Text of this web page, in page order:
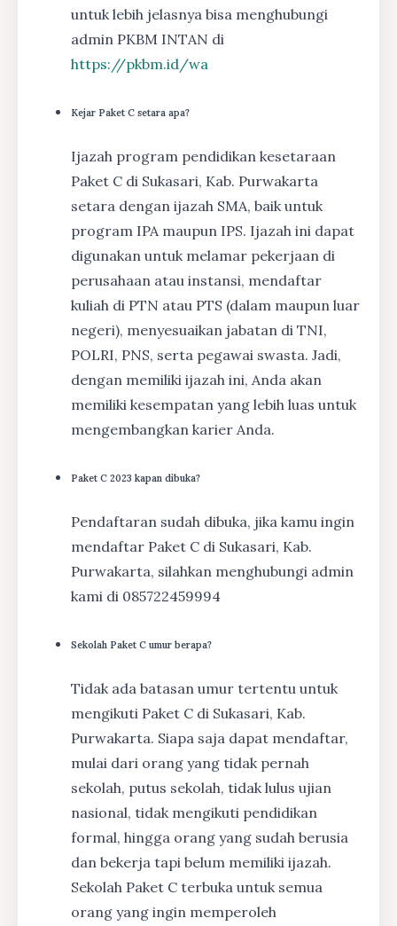
untuk lebih jelasnya bisa menghubungi
admin PKBM INTAN di
https://pkbm.id/wa
Kejar Paket C setara apa?
Ijazah program pendidikan kesetaraan
Paket C di Sukasari, Kab. Purwakarta
setara dengan ijazah SMA, baik untuk
program IPA maupun IPS. Ijazah ini dapat
digunakan untuk melamar pekerjaan di
perusahaan atau instansi, mendaftar
kuliah di PTN atau PTS (dalam maupun luar
negeri), menyesuaikan jabatan di TNI,
POLRI, PNS, serta pegawai swasta. Jadi,
dengan memiliki ijazah ini, Anda akan
memiliki kesempatan yang lebih luas untuk
mengembangkan karier Anda.
Paket C 2023 kapan dibuka?
Pendaftaran sudah dibuka, jika kamu ingin
mendaftar Paket C di Sukasari, Kab.
Purwakarta, silahkan menghubungi admin
kami di 085722459994
Sekolah Paket C umur berapa?
Tidak ada batasan umur tertentu untuk
mengikuti Paket C di Sukasari, Kab.
Purwakarta. Siapa saja dapat mendaftar,
mulai dari orang yang tidak pernah
sekolah, putus sekolah, tidak lulus ujian
nasional, tidak mengikuti pendidikan
formal, hingga orang yang sudah berusia
dan bekerja tapi belum memiliki ijazah.
Sekolah Paket C terbuka untuk semua
orang yang ingin memperoleh